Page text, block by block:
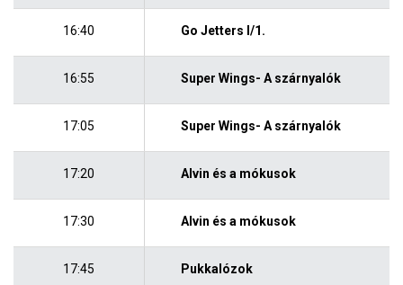
16:40 Go Jetters I/1.
16:55 Super Wings- A szárnyalók
17:05 Super Wings- A szárnyalók
17:20 Alvin és a mókusok
17:30 Alvin és a mókusok
17:45 Pukkalózok